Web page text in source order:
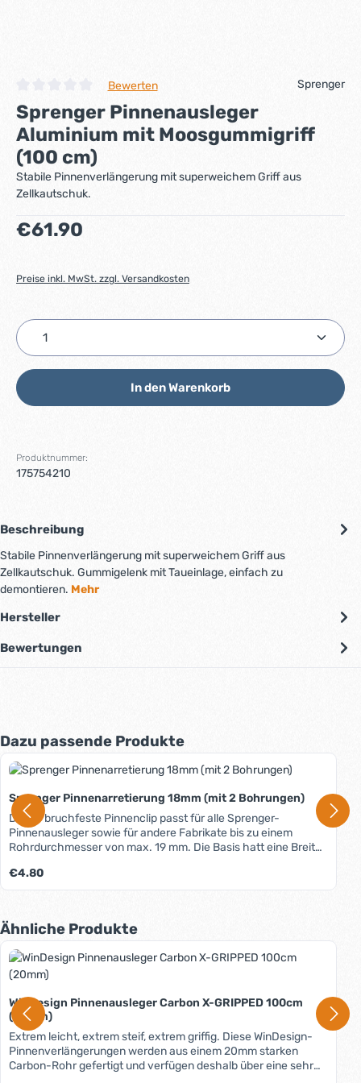
Durchschnittliche Bewertung von 0 von 5 Sternen
Bewerten Sprenger
Sprenger Pinnenausleger
Aluminium mit Moosgummigriff
(100 cm)
Stabile Pinnenverlängerung mit superweichem Griff aus
Zellkautschuk.
Regulärer Preis:
€61.90
Preise inkl. MwSt. zzgl. Versandkosten
Produkt Anzahl: Gib den gewünschten Wert ein
In den Warenkorb
Produktnummer:
175754210
Beschreibung
Stabile Pinnenverlängerung mit superweichem Griff aus
Zellkautschuk. Gummigelenk mit Taueinlage, einfach zu
demontieren. Mehr
Hersteller
Bewertungen
Produktgalerie überspringen
Dazu passende Produkte
Sprenger Pinnenarretierung 18mm (mit 2 Bohrungen)
Dieser bruchfeste Pinnenclip passt für alle Sprenger-
Pinnenausleger sowie für andere Fabrikate bis zu einem
Rohrdurchmesser von max. 19 mm. Die Basis hatt eine Breite
Pinne, sodass der Clip auch auf sehr schmalen Pinnen
montiert werden kann. Bruchfestes und uv-beständiges
Regulärer Preis:
€4.80
Produktgalerie überspringen
Ähnliche Produkte
WinDesign Pinnenausleger Carbon X-GRIPPED 100cm
(20mm)
Extrem leicht, extrem steif, extrem griffig. Diese WinDesign-
Pinnenverlängerungen werden aus einem 20mm starken
Carbon-Rohr gefertigt und verfügen deshalb über eine sehr